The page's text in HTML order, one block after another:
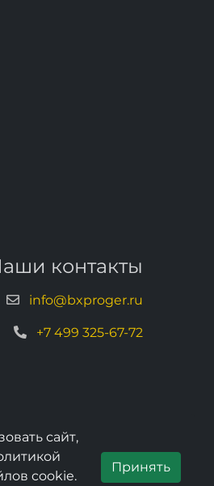
контакты
info@bxproger.ru
+7 499 325-67-72
сайт,
cookie.
Принять